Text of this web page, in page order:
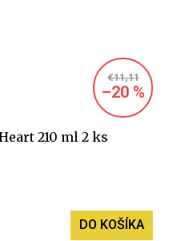
€11,11
–20 %
210 ml 2 ks
DO KOŠÍKA